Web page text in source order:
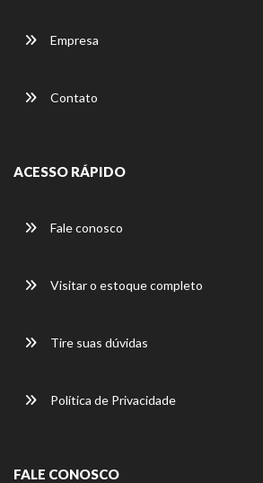
Empresa
Contato
ACESSO RÁPIDO
Fale conosco
Visitar o estoque completo
Tire suas dúvidas
Política de Privacidade
FALE CONOSCO